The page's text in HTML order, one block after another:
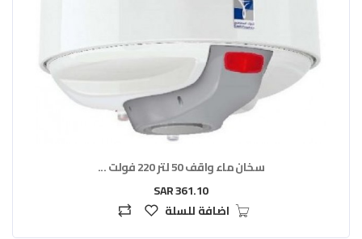
سخان ماء واقف 50 لتر 220 فولت ...
361.10 SAR
اضافة للسلة